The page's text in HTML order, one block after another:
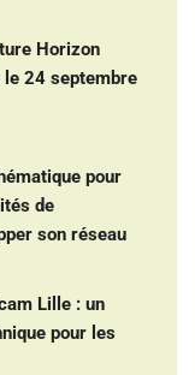
Horizon
le 24 septembre
pour
de
son réseau
Lille : un
pour les